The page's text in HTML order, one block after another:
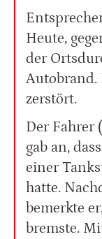
Heute,
der
Autobrand.
zerstört.
Der Fahrer
gab an,
einer
hatte.
bemerkte
bremste.